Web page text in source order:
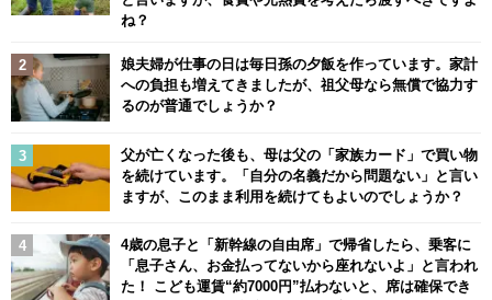
ね？
娘夫婦が仕事の日は毎日孫の夕飯を作っています。家計
への負担も増えてきましたが、祖父母なら無償で協力す
るのが普通でしょうか？
父が亡くなった後も、母は父の「家族カード」で買い物
を続けています。「自分の名義だから問題ない」と言い
ますが、このまま利用を続けてもよいのでしょうか？
4歳の息子と「新幹線の自由席」で帰省したら、乗客に
「息子さん、お金払ってないから座れないよ」と言われ
た！ こども運賃“約7000円”払わないと、席は確保でき